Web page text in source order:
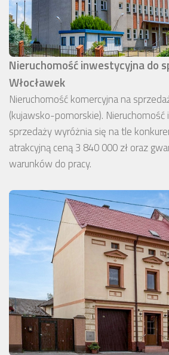
Nieruchomość inwestycyjna do
Włocławek
Nieruchomość komercyjna na
(kujawsko-pomorskie).
sprzedaży wyróżnia się na tle
atrakcyjną ceną 3 840 000 zł oraz
warunków do pracy.